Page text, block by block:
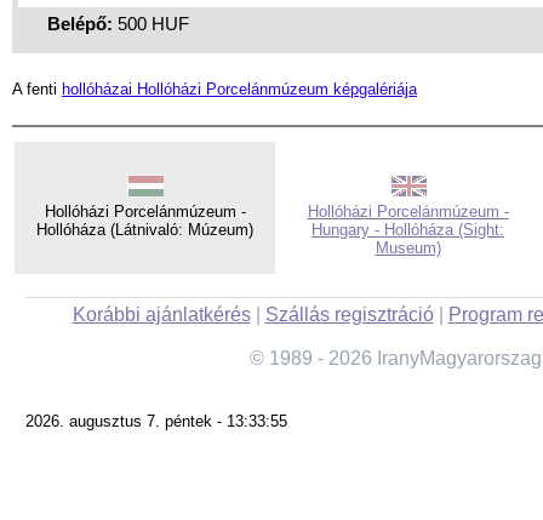
Belépő: 500 HUF
A fenti hollóházai Hollóházi Porcelánmúzeum képgalériája
Hollóházi Porcelánmúzeum -
Hollóháza (Látnivaló: Múzeum)
Hollóházi Porcelánmúzeum -
Hungary - Hollóháza (Sight:
Museum)
Korábbi ajánlatkérés| Szállás regisztráció| Program
© 1989 - 2026
2026. augusztus 7. péntek - 13:33:55